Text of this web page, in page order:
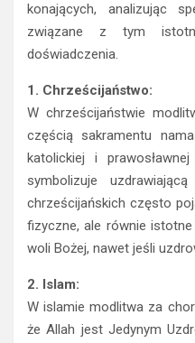
konających, analizując
związane z tym
doświadczenia.
1. Chrześcijaństwo:
W chrześcijaństwie
częścią sakramentu
katolickiej i
symbolizuje
chrześcijańskich często
fizyczne, ale równie
woli Bożej, nawet jeśli
2. Islam:
W islamie modlitwa za
że Allah jest Jedynym